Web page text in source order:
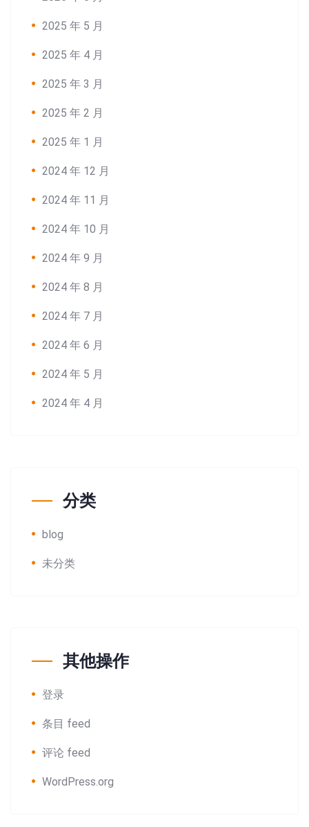
2025 年 5 月
2025 年 4 月
2025 年 3 月
2025 年 2 月
2025 年 1 月
2024 年 12 月
2024 年 11 月
2024 年 10 月
2024 年 9 月
2024 年 8 月
2024 年 7 月
2024 年 6 月
2024 年 5 月
2024 年 4 月
分类
blog
未分类
其他操作
登录
条目 feed
评论 feed
WordPress.org